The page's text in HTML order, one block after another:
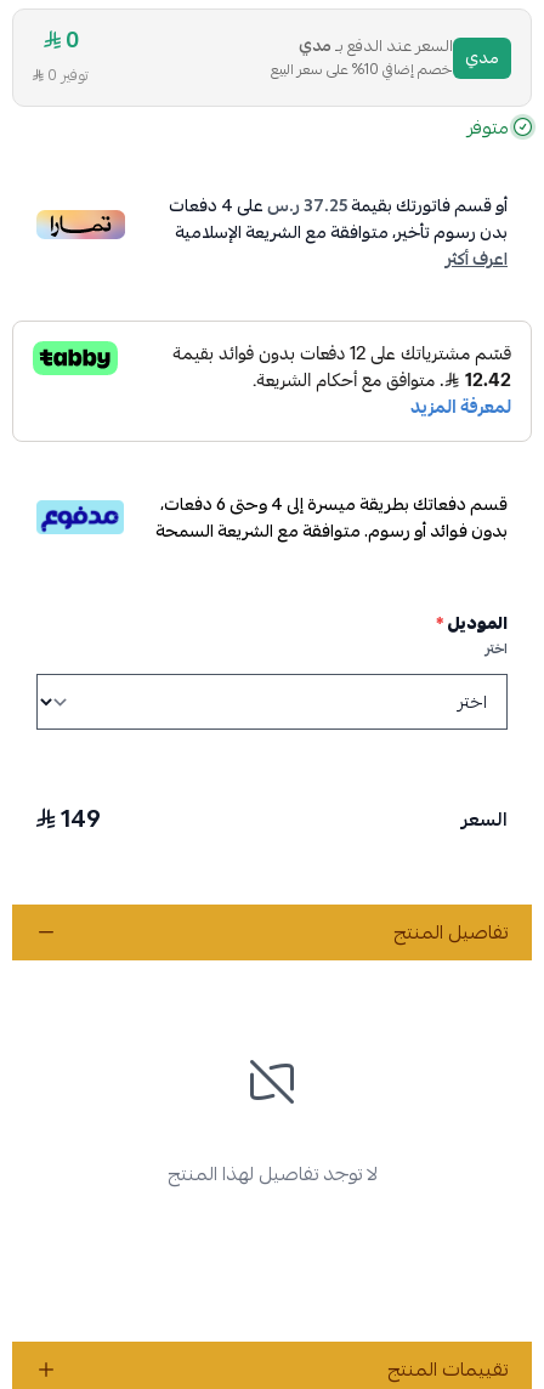
مدي السعر عند الدفع بـمدي
خصم إضافي 10% على سعر البيع
0
توفير 0
متوفر
أو قسم فاتورتك بقيمة37.25 ر.س على4دفعات
بدون رسوم تأخير، متوافقة مع الشريعة الإسلامية
اعرف أكثر
قسم دفعاتك بطريقة ميسرة إلى 4 وحتى 6 دفعات،
بدون فوائد أو رسوم. متوافقة مع الشريعة السمحة
الموديل*
اختر
السعر 149
تفاصيل المنتج
لا توجد تفاصيل لهذا المنتج
تقييمات المنتج